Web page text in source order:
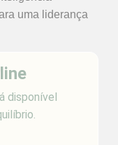
uma liderança
disponível